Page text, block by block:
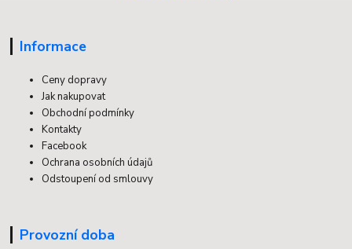
Informace
Ceny dopravy
Jak nakupovat
Obchodní podmínky
Kontakty
Facebook
Ochrana osobních údajů
Odstoupení od smlouvy
Provozní doba